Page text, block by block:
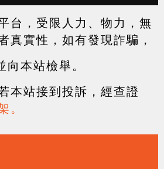
台，受限人力、物力，無
真實性，如有發現詐騙，
本站檢舉。
本站接到投訴，經查證
。